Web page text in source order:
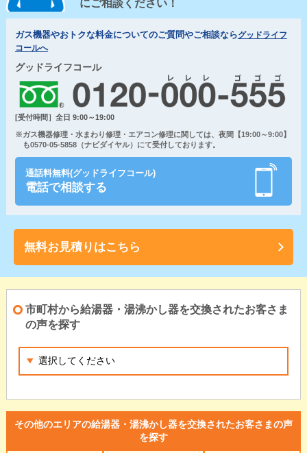
にご相談ください！
ガス機器やおトクな料金についてのご質問やご相談ならグッドライフ
コールへ
グッドライフコール
[受付時間］全日 9:00～19:00
※ガス機器修理・水まわり修理・エアコン修理に関しては、夜間【19:00～9:00】
も0570-05-5858（ナビダイヤル）にて受付しております。
通話料無料(グッドライフコール)
電話で相談する
無料お見積りはこちら
市町村から給湯器・湯沸かし器を交換されたお客さま
の声を探す
その他のエリアの給湯器・湯沸かし器を交換されたお客さまの声
を探す